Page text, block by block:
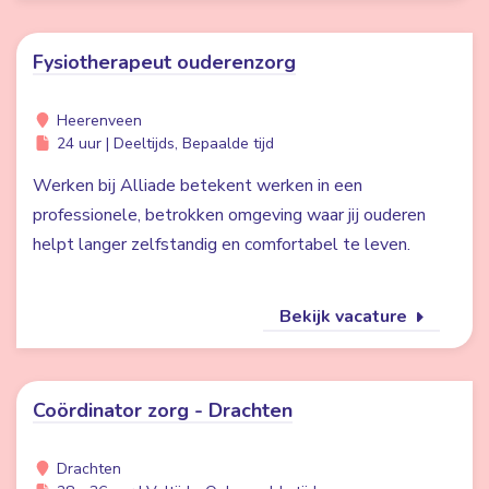
Fysiotherapeut ouderenzorg
Heerenveen
24 uur | Deeltijds, Bepaalde tijd
Werken bij Alliade betekent werken in een
professionele, betrokken omgeving waar jij ouderen
helpt langer zelfstandig en comfortabel te leven.
Bekijk vacature
Coördinator zorg - Drachten
Drachten